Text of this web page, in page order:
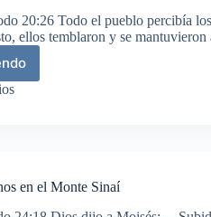
20:26 Todo el pueblo percibía
ellos temblaron y se
en el Monte Sinaí